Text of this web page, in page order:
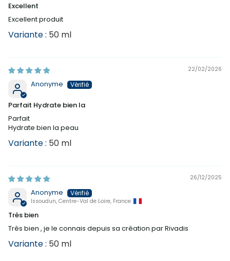
Excellent
Excellent produit
50 ml
22/02/2026
Anonyme
Parfait Hydrate bien la
Parfait
Hydrate bien la peau
50 ml
26/12/2025
Anonyme
Issoudun, Centre-Val de Loire, France
Très bien
Très bien , je le connais depuis sa création par Rivadis
50 ml